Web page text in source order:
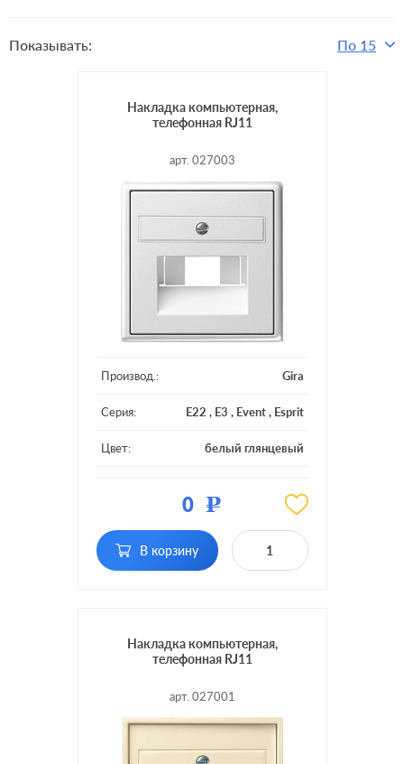
Показывать: По 15
Накладка компьютерная,
телефонная RJ11
арт. 027003
Производ.: Gira
Серия: E22 , E3 , Event, Esprit
Цвет: белый глянцевый
разъема:
RJ11, RJ12, RJ45 Cat.3
(ISDN), RJ45 Cat.6a (STP)
0 Р
В корзину
Накладка компьютерная,
телефонная RJ11
арт. 027001